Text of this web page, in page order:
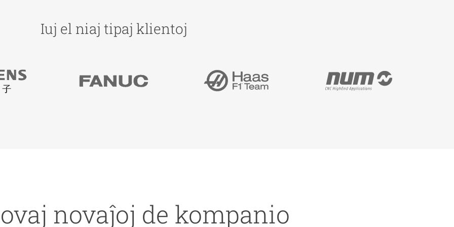
Iuj el niaj tipaj klientoj
novaĵoj de kompanio